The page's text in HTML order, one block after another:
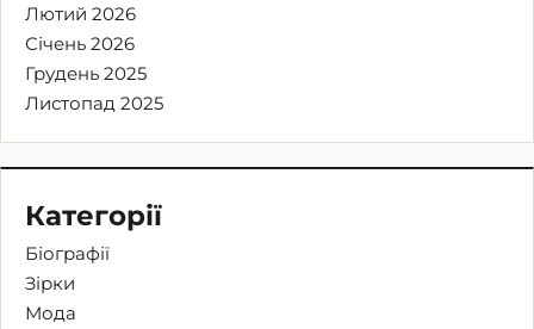
Лютий 2026
Січень 2026
Грудень 2025
Листопад 2025
Категорії
Біографії
Зірки
Мода